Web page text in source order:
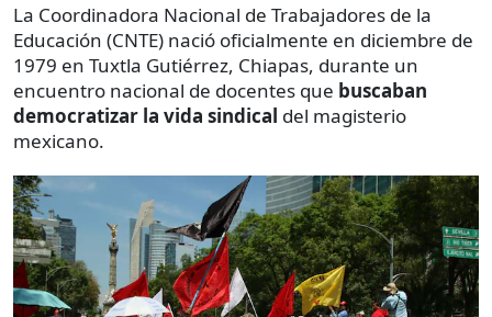
La Coordinadora Nacional de Trabajadores de la
Educación (CNTE) nació oficialmente en diciembre de
1979 en Tuxtla Gutiérrez, Chiapas, durante un
encuentro nacional de docentes que buscaban
democratizar la vida sindical del magisterio
mexicano.